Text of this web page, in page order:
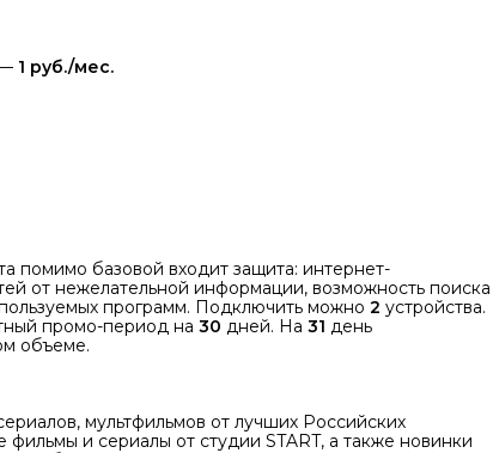
1 руб./мес.
помимо базовой входит защита: интернет-
от нежелательной информации, возможность поиска
программ. Подключить можно 2 устройства.
промо-период на 30 дней. На 31 день
объеме.
мультфильмов от лучших Российских
и сериалы от студии START, а также новинки